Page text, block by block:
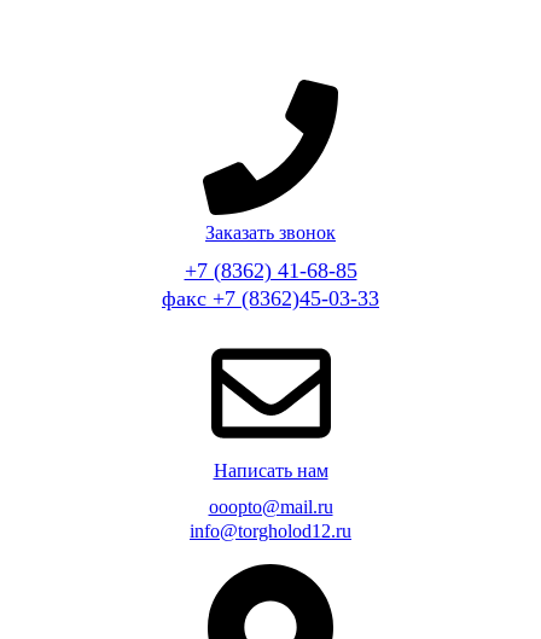
Заказать звонок
+7 (8362) 41-68-85
факс +7 (8362)45-03-33
Написать нам
ooopto@mail.ru
info@torgholod12.ru